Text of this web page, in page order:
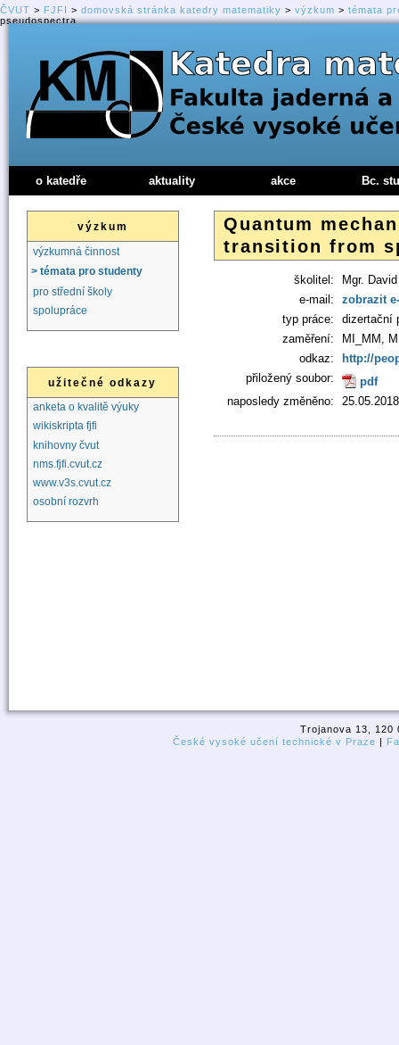
ČVUT > FJFI > domovská stránka katedry matematiky > výzkum > témata
pseudospectra
Quantum
transition from
školitel:
Mgr.
e-mail:
zobrazit
typ práce:
dizertační
zaměření:
MI_MM,
odkaz:
http://
přiložený soubor:
pdf
naposledy změněno:
o katedře aktuality akce Bc.
výzkum
výzkumná činnost
> témata pro studenty
pro střední školy
spolupráce
užitečné odkazy
anketa o kvalitě výuky
wikiskripta fjfi
knihovny čvut
nms.fjfi.cvut.cz
www.v3s.cvut.cz
osobní rozvrh
Trojanova 13, 120
České vysoké učení technické v Praze |